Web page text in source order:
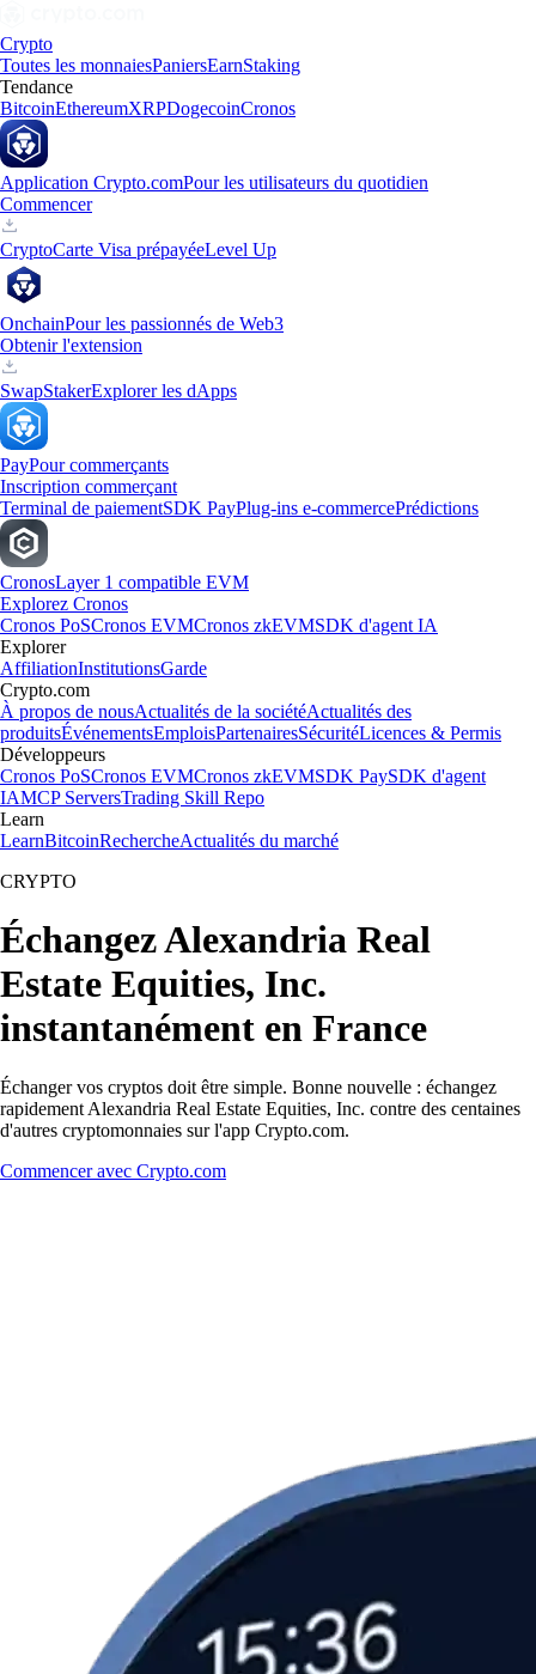
Crypto
Toutes les monnaiesPaniersEarnStaking
Tendance
BitcoinEthereumXRPDogecoinCronos
Application Crypto.comPour les utilisateurs du quotidien
Commencer
CryptoCarte Visa prépayéeLevel Up
OnchainPour les passionnés de Web3
Obtenir l'extension
SwapStakerExplorer les dApps
PayPour commerçants
Inscription commerçant
Terminal de paiementSDK PayPlug-ins e-commercePrédictions
CronosLayer 1 compatible EVM
Explorez Cronos
Cronos PoSCronos EVMCronos zkEVMSDK d'agent IA
Explorer
AffiliationInstitutionsGarde
Crypto.com
À propos de nousActualités de la sociétéActualités des
produitsÉvénementsEmploisPartenairesSécuritéLicences & Permis
Développeurs
Cronos PoSCronos EVMCronos zkEVMSDK PaySDK d'agent
IAMCP ServersTrading Skill Repo
Learn
LearnBitcoinRechercheActualités du marché
CRYPTO
Échangez Alexandria Real
Estate Equities, Inc.
instantanément en France
Échanger vos cryptos doit être simple. Bonne nouvelle : échangez
rapidement Alexandria Real Estate Equities, Inc. contre des centaines
d'autres cryptomonnaies sur l'app Crypto.com.
Commencer avec Crypto.com